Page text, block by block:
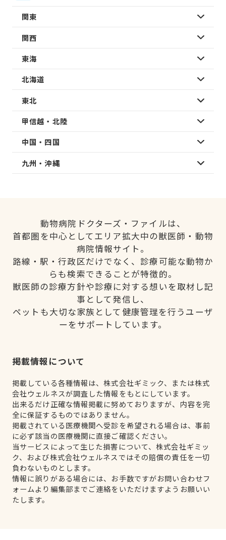
関東
関西
東海
北海道
東北
甲信越・北陸
中国・四国
九州・沖縄
動物病院ドクターズ・ファイルは、
首都圏を中心としてエリア拡大中の獣医師・動物
病院情報サイト。
路線・駅・行政区だけでなく、診療可能な動物か
らも検索できることが特徴的。
獣医師の診療方針や診療に対する想いを取材し記
事として発信し、
ペットも大切な家族として健康管理を行うユーザ
ーをサポートしています。
掲載情報について
掲載している各種情報は、株式会社ギミック、または株式
会社ウェルネスが調査した情報をもとにしています。
出来るだけ正確な情報掲載に努めておりますが、内容を完
全に保証するものではありません。
掲載されている医療機関へ受診を希望される場合は、事前
に必ず該当の医療機関に直接ご確認ください。
当サービスによって生じた損害について、株式会社ギミッ
ク、および株式会社ウェルネスではその賠償の責任を一切
負わないものとします。
情報に誤りがある場合には、お手数ですがお問い合わせフ
ォームより編集部までご連絡をいただけますようお願いい
たします。